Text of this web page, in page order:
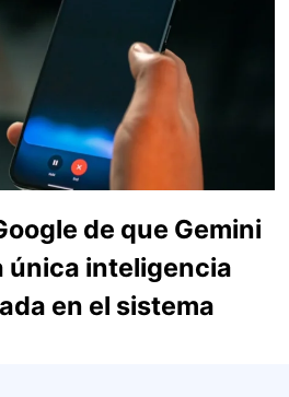
de que Gemini
única inteligencia
en el sistema